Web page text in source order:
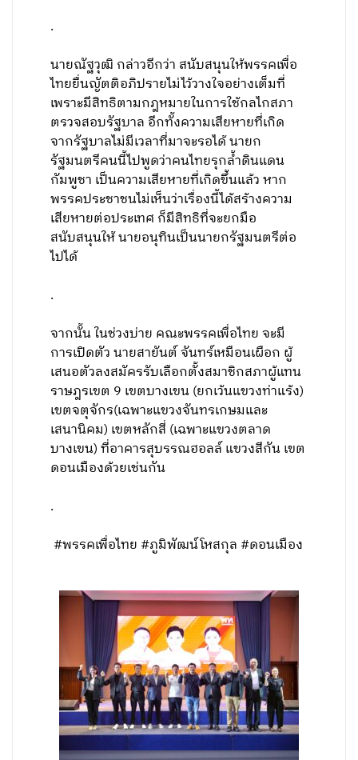
.
นายณัฐวุฒิ กล่าวอีกว่า สนับสนุนให้พรรคเพื่อ
ไทยยื่นญัตติอภิปรายไม่ไว้วางใจอย่างเต็มที่
เพราะมีสิทธิตามกฎหมายในการใช้กลไกสภา
ตรวจสอบรัฐบาล อีกทั้งความเสียหายที่เกิด
จากรัฐบาลไม่มีเวลาที่มาจะรอได้ นายก
รัฐมนตรีคนนี้ไปพูดว่าคนไทยรุกล้ำดินแดน
กัมพูชา เป็นความเสียหายที่เกิดขึ้นแล้ว หาก
พรรคประชาชนไม่เห็นว่าเรื่องนี้ได้สร้างความ
เสียหายต่อประเทศ ก็มีสิทธิที่จะยกมือ
สนับสนุนให้ นายอนุทินเป็นนายกรัฐมนตรีต่อ
ไปได้
.
จากนั้น ในช่วงบ่าย คณะพรรคเพื่อไทย จะมี
การเปิดตัว นายสายันต์ จันทร์เหมือนเผือก ผู้
เสนอตัวลงสมัครรับเลือกตั้งสมาชิกสภาผู้แทน
ราษฎรเขต 9 เขตบางเขน (ยกเว้นแขวงท่าแร้ง)
เขตจตุจักร(เฉพาะแขวงจันทรเกษมและ
เสนานิคม) เขตหลักสี่ (เฉพาะแขวงตลาด
บางเขน) ที่อาคารสุบรรณฮอลล์ แขวงสีกัน เขต
ดอนเมืองด้วยเช่นกัน
.
#พรรคเพื่อไทย #ภูมิพัฒน์โหสกุล #ดอนเมือง